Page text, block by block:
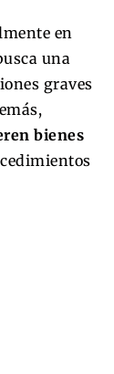
en
una
graves
bienes